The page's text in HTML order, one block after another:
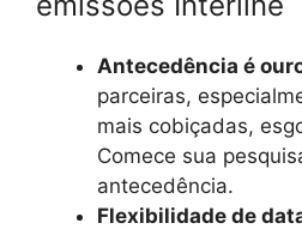
Antecedência é
parceiras,
mais cobiçadas,
Comece sua
antecedência.
Flexibilidade de